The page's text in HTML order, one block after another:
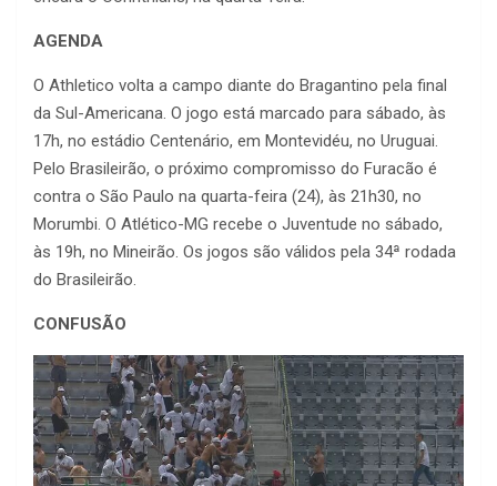
AGENDA
O Athletico volta a campo diante do Bragantino pela final
da Sul-Americana. O jogo está marcado para sábado, às
17h, no estádio Centenário, em Montevidéu, no Uruguai.
Pelo Brasileirão, o próximo compromisso do Furacão é
contra o São Paulo na quarta-feira (24), às 21h30, no
Morumbi. O Atlético-MG recebe o Juventude no sábado,
às 19h, no Mineirão. Os jogos são válidos pela 34ª rodada
do Brasileirão.
CONFUSÃO